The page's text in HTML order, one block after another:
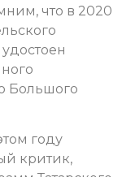
что в 2020
Большого
году
критик,